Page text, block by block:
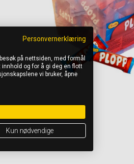
Personvernerklæring
på nettsiden, med formål
og for å gi deg en flott
vi bruker, åpne
Kun nødvendige